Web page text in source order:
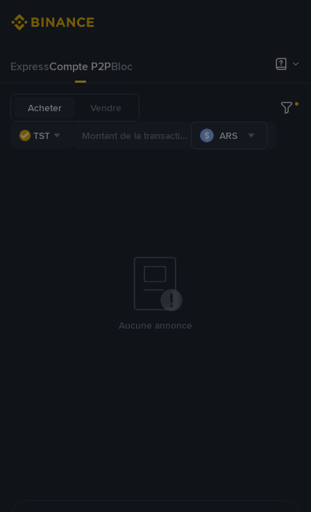
ExpressCompte P2PBloc
Acheter Vendre
TST ARS
Aucune annonce